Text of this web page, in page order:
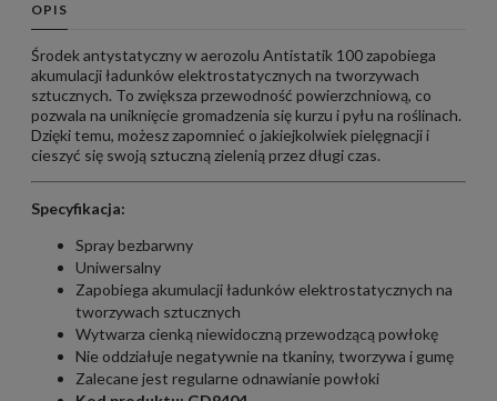
OPIS
Środek antystatyczny w aerozolu Antistatik 100 zapobiega
akumulacji ładunków elektrostatycznych na tworzywach
sztucznych. To zwiększa przewodność powierzchniową, co
pozwala na uniknięcie gromadzenia się kurzu i pyłu na roślinach.
Dzięki temu, możesz zapomnieć o jakiejkolwiek pielęgnacji i
cieszyć się swoją sztuczną zielenią przez długi czas.
Specyfikacja:
Spray bezbarwny
Uniwersalny
Zapobiega akumulacji ładunków elektrostatycznych na
tworzywach sztucznych
Wytwarza cienką niewidoczną przewodzącą powłokę
Nie oddziałuje negatywnie na tkaniny, tworzywa i gumę
Zalecane jest regularne odnawianie powłoki